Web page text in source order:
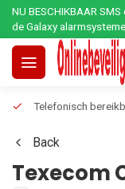
NU BESCHIKBAAR
de Galaxy
Telefonisch
Back
Texecom